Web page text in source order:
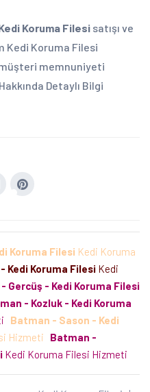
Koruma Filesi satışı ve
Kedi Koruma Filesi
memnuniyeti
Detaylı Bilgi
Koruma Filesi Kedi Koruma
Kedi Koruma Filesi Kedi
Gercüş - Kedi Koruma Filesi
- Kozluk - Kedi Koruma
Batman - Sason - Kedi
Hizmeti
Batman -
Kedi Koruma Filesi Hizmeti